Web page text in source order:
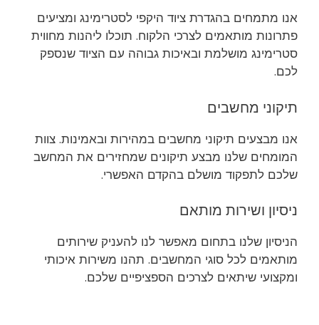
אנו מתמחים בהגדרת ציוד היקפי לסטרימינג ומציעים
פתרונות מותאמים לצרכי הלקוח. תוכלו ליהנות מחווית
סטרימינג מושלמת ובאיכות גבוהה עם הציוד שנספק
לכם.
תיקוני מחשבים
אנו מבצעים תיקוני מחשבים במהירות ובאמינות. צוות
המומחים שלנו מבצע תיקונים שמחזירים את המחשב
שלכם לתפקוד מושלם בהקדם האפשרי.
ניסיון ושירות מותאם
הניסיון שלנו בתחום מאפשר לנו להעניק שירותים
מותאמים לכל סוגי המחשבים. תהנו משירות איכותי
ומקצועי שיתאים לצרכים הספציפיים שלכם.